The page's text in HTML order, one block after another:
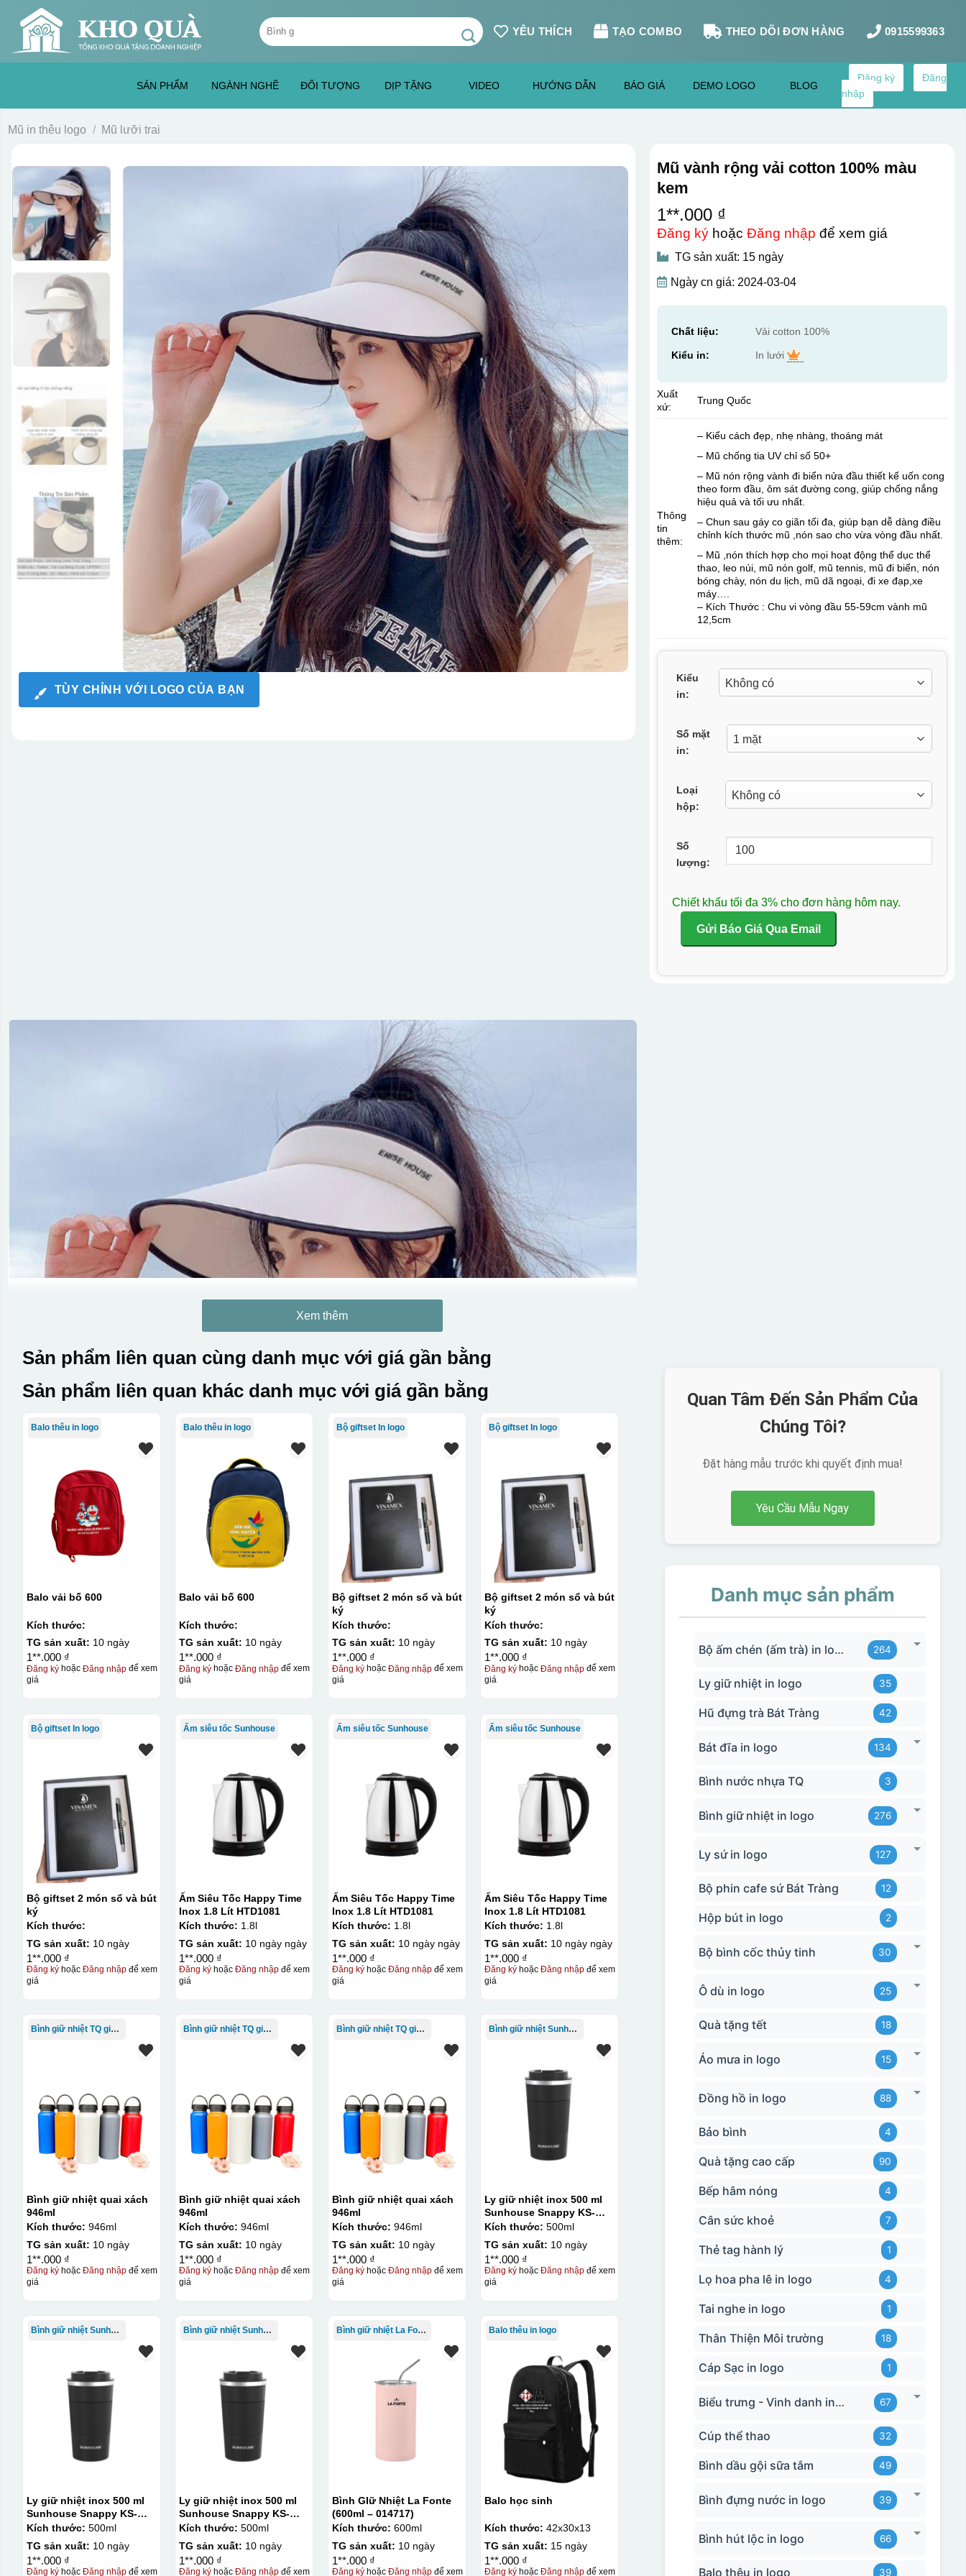
content
Tìm
kiếm:
YÊU THÍCH TẠO COMBO THEO DÕI ĐƠN HÀNG 0915599363
SẢN PHẨM NGÀNH NGHỀ ĐỐI TƯỢNG DỊP TẶNG VIDEO HƯỚNG DẪN BÁO GIÁ DEMO LOGO BLOG
Đăng ký
Đăng
nhập
Mũ in thêu logo / Mũ lưỡi trai
TÙY CHỈNH VỚI LOGO CỦA BẠN
Mũ vành rộng vải cotton 100% màu
kem
1**.000 ₫
Đăng kýhoặc Đăng nhập để xem giá
TG sản xuất: 15 ngày
Ngày cn giá: 2024-03-04
Chất liệu: Vải cotton 100%
Kiểu in: In lưới
Xuất
xứ:
Trung Quốc
Thông
tin
thêm:
– Kiểu cách đẹp, nhẹ nhàng, thoáng mát
– Mũ chống tia UV chỉ số 50+
– Mũ nón rộng vành đi biển nửa đầu thiết kế uốn cong
theo form đầu, ôm sát đường cong, giúp chống nắng
hiệu quả và tối ưu nhất.
– Chun sau gáy co giãn tối đa, giúp bạn dễ dàng điều
chỉnh kích thước mũ ,nón sao cho vừa vòng đầu nhất.
– Mũ ,nón thích hợp cho mọi hoạt động thể dục thể
thao, leo núi, mũ nón golf, mũ tennis, mũ đi biển, nón
bóng chày, nón du lịch, mũ dã ngoại, đi xe đạp,xe
máy….
– Kích Thước : Chu vi vòng đầu 55-59cm vành mũ
12,5cm
Kiểu
in:
Số mặt
in:
Loại
hộp:
Số
lượng:
Chiết khấu tối đa 3% cho đơn hàng hôm nay.
Gửi Báo Giá Qua Email
Xem thêm
Sản phẩm liên quan cùng danh mục với giá gần bằng
Sản phẩm liên quan khác danh mục với giá gần bằng
Balo thêu in logo
Balo vải bố 600
Kích thước:
TG sản xuất: 10 ngày
1**.000 ₫
Đăng kýhoặc Đăng nhậpđể xem
giá
Balo thêu in logo
Balo vải bố 600
Kích thước:
TG sản xuất: 10 ngày
1**.000 ₫
Đăng ký hoặcĐăng nhập để xem
giá
Bộ giftset In logo
Bộ giftset 2 món sổ và bút
ký
Kích thước:
TG sản xuất: 10 ngày
1**.000 ₫
Đăng kýhoặc Đăng nhậpđể xem
giá
Bộ giftset In logo
Bộ giftset 2 món sổ và bút
ký
Kích thước:
TG sản xuất: 10 ngày
1**.000 ₫
Đăng ký hoặcĐăng nhập để xem
giá
Bộ giftset In logo
Bộ giftset 2 món sổ và bút
ký
Kích thước:
TG sản xuất: 10 ngày
1**.000 ₫
Đăng kýhoặc Đăng nhậpđể xem
giá
Ấm siêu tốc Sunhouse
Ấm Siêu Tốc Happy Time
Inox 1.8 Lít HTD1081
Kích thước: 1.8l
TG sản xuất: 10 ngày ngày
1**.000 ₫
Đăng ký hoặcĐăng nhập để xem
giá
Ấm siêu tốc Sunhouse
Ấm Siêu Tốc Happy Time
Inox 1.8 Lít HTD1081
Kích thước: 1.8l
TG sản xuất: 10 ngày ngày
1**.000 ₫
Đăng kýhoặc Đăng nhậpđể xem
giá
Ấm siêu tốc Sunhouse
Ấm Siêu Tốc Happy Time
Inox 1.8 Lít HTD1081
Kích thước: 1.8l
TG sản xuất: 10 ngày ngày
1**.000 ₫
Đăng ký hoặcĐăng nhập để xem
giá
Bình giữ nhiệt TQ giá rẻ
Bình giữ nhiệt quai xách
946ml
Kích thước: 946ml
TG sản xuất: 10 ngày
1**.000 ₫
Đăng kýhoặc Đăng nhậpđể xem
giá
Bình giữ nhiệt TQ giá rẻ
Bình giữ nhiệt quai xách
946ml
Kích thước: 946ml
TG sản xuất: 10 ngày
1**.000 ₫
Đăng ký hoặcĐăng nhập để xem
giá
Bình giữ nhiệt TQ giá rẻ
Bình giữ nhiệt quai xách
946ml
Kích thước: 946ml
TG sản xuất: 10 ngày
1**.000 ₫
Đăng kýhoặc Đăng nhậpđể xem
giá
Bình giữ nhiệt Sunhouse
Ly giữ nhiệt inox 500 ml
Sunhouse Snappy KS-
TU500S
Kích thước: 500ml
TG sản xuất: 10 ngày
1**.000 ₫
Đăng ký hoặcĐăng nhập để xem
giá
Bình giữ nhiệt Sunhouse
Ly giữ nhiệt inox 500 ml
Sunhouse Snappy KS-
TU500S
Kích thước: 500ml
TG sản xuất: 10 ngày
1**.000 ₫
Đăng kýhoặc Đăng nhậpđể xem
Bình giữ nhiệt Sunhouse
Ly giữ nhiệt inox 500 ml
Sunhouse Snappy KS-
TU500S
Kích thước: 500ml
TG sản xuất: 10 ngày
1**.000 ₫
Đăng ký hoặcĐăng nhập để xem
Bình giữ nhiệt La Fonte
Bình GIữ Nhiệt La Fonte
(600ml – 014717)
Kích thước: 600ml
TG sản xuất: 10 ngày
1**.000 ₫
Đăng kýhoặc Đăng nhậpđể xem
Balo thêu in logo
Balo học sinh
Kích thước: 42x30x13
TG sản xuất: 15 ngày
1**.000 ₫
Đăng ký hoặcĐăng nhập để xem
Quan Tâm Đến Sản Phẩm Của
Chúng Tôi?
Đặt hàng mẫu trước khi quyết định mua!
Yêu Cầu Mẫu Ngay
Danh mục sản phẩm
Bộ ấm chén (ấm trà) in logo 264
Ly giữ nhiệt in logo 35
Hũ đựng trà Bát Tràng 42
Bát đĩa in logo 134
Bình nước nhựa TQ 3
Bình giữ nhiệt in logo 276
Ly sứ in logo 127
Bộ phin cafe sứ Bát Tràng 12
Hộp bút in logo 2
Bộ bình cốc thủy tinh 30
Ô dù in logo 25
Quà tặng tết 18
Áo mưa in logo 15
Đồng hồ in logo 88
Bảo bình 4
Quà tặng cao cấp 90
Bếp hâm nóng 4
Cân sức khoẻ 7
Thẻ tag hành lý 1
Lọ hoa pha lê in logo 4
Tai nghe in logo 1
Thân Thiện Môi trường 18
Cáp Sạc in logo 1
Biểu trưng - Vinh danh in logo 67
Cúp thể thao 32
Bình dầu gội sữa tắm 49
Bình đựng nước in logo 39
Bình hút lộc in logo 66
Balo thêu in logo 39